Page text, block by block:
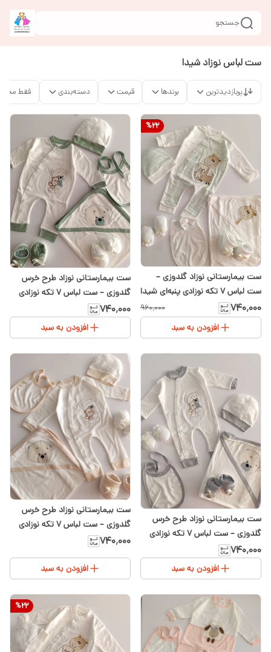
جستجو
ست لباس نوزاد شیدا
پربازدیدترین برندها قیمت دسته‌بندی فقط
%22
ست بیمارستانی نوزاد گلدوزی –
ست لباس ۷ تکه نوزادی پنبه‌ای شیدا
۷۴۰٬۰۰۰ ۹۶۰٬۰۰۰
افزودن به سبد
ست بیمارستانی نوزاد طرح خرس
گلدوزی – ست لباس ۷ تکه نوزادی
پنبه‌ای شیدا
۷۴۰٬۰۰۰
افزودن به سبد
ست بیمارستانی نوزاد طرح خرس
گلدوزی – ست لباس ۷ تکه نوزادی
پنبه‌ای شیدا
۷۴۰٬۰۰۰
افزودن به سبد
ست بیمارستانی نوزاد طرح خرس
گلدوزی – ست لباس ۷ تکه نوزادی
پنبه‌ای شیدا
۷۴۰٬۰۰۰
افزودن به سبد
%22